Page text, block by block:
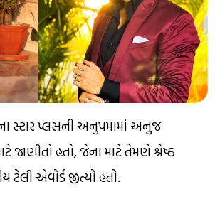
સ્ટાર પ્લસની અનુપમામાં અનુજ
જાણીતો હતો, જેના માટે તેમણે શ્રેષ્ઠ
ટેલી એવોર્ડ જીત્યો હતો.